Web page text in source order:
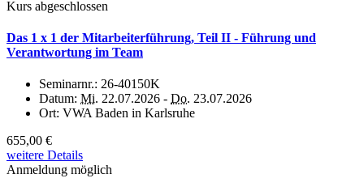
Kurs abgeschlossen
Das 1 x 1 der Mitarbeiterführung, Teil II - Führung und
Verantwortung im Team
Seminarnr.: 26-40150K
Datum: Mi. 22.07.2026 - Do. 23.07.2026
Ort: VWA Baden in Karlsruhe
655,00 €
weitere Details
Anmeldung möglich